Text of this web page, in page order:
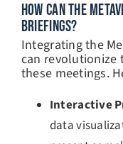
HOW CAN THE
BRIEFINGS?
Integrating the
can revolutionize
these meetings.
Interactive
data